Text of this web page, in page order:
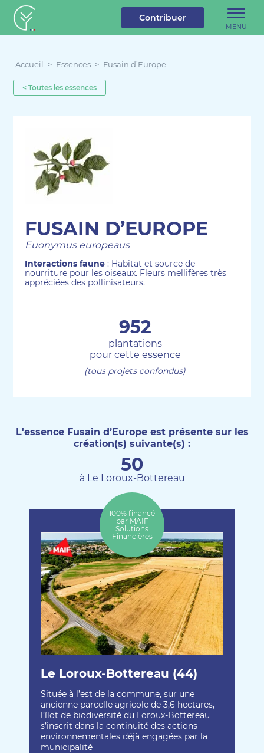
Créateur de forêt
MENU
Contribuer
Accueil > Essences > Fusain d’Europe
< Toutes les essences
FUSAIN D’EUROPE
Euonymus europeaus
Interactions faune : Habitat et source de
nourriture pour les oiseaux. Fleurs mellifères très
appréciées des pollinisateurs.
952
plantations
pour cette essence
(tous projets confondus)
L'essence Fusain d’Europe est présente sur les
création(s) suivante(s) :
50
à Le Loroux-Bottereau
Le Loroux-Bottereau (44)
Située à l’est de la commune, sur une
ancienne parcelle agricole de 3,6 hectares,
l’îlot de biodiversité du Loroux-Bottereau
s’inscrit dans la continuité des actions
environnementales déjà engagées par la
municipalité
100% financé
par MAIF
Solutions
Financières